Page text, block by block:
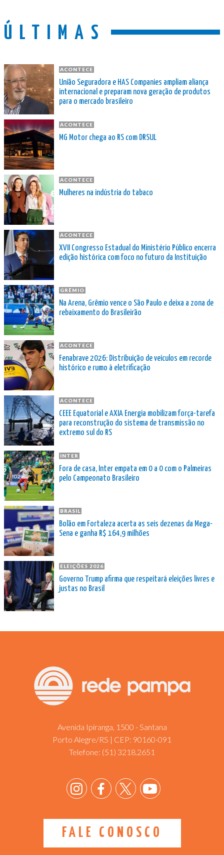
ÚLTIMAS
ACONTECE
União Seguradora e HAS Companies ampliam aliança
internacional e preparam nova geração de produtos
para o mercado brasileiro
ACONTECE
MG Motor chega ao RS com DRSUL
ACONTECE
Mulheres na indústria do tabaco
ACONTECE
XVII Congresso Estadual do Ministério Público encerra
edição histórica com foco no futuro da Instituição
GRÊMIO
Na Arena, Grêmio vence o São Paulo e deixa a zona de
rebaixamento do Brasileirão
ACONTECE
Fenabrave 2026: Distribuição de veículos em recorde
histórico e rumo à eletrificação
ACONTECE
CEEE Equatorial e AXIA Energia mobilizam força-tarefa
para reconstrução do sistema de transmissão no
extremo sul do RS
INTER
Fora de casa, Inter empata em 0 a 0 com o Palmeiras
pelo Campeonato Brasileiro
BRASIL
Bolão em Fortaleza acerta as seis dezenas da Mega-
Sena e ganha R$ 164,9 milhões
ELEIÇÕES 2026
Governo Trump afirma que respeitará eleições livres e
justas no Brasil
Avenida Ipiranga, 1500 - Santana
Porto Alegre/RS | CEP: 90160-091
Telefone: (51) 3218.2651
FALE CONOSCO